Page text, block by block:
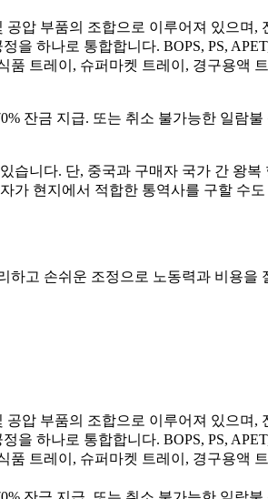
압 부품의 조합으로 이루어져 있으
을 하나로 통합합니다. BOPS, PS,
품 트레이, 슈퍼마켓 트레이, 경구용액
잔금 지급. 또는 취소 불가능한 일람불
습니다. 단, 중국과 구매자 국가 간 왕
가 현지에서 적합한 통역사를 구할 수
하고 손쉬운 조정으로 노동력과 비용을
압 부품의 조합으로 이루어져 있으
을 하나로 통합합니다. BOPS, PS,
품 트레이, 슈퍼마켓 트레이, 경구용액